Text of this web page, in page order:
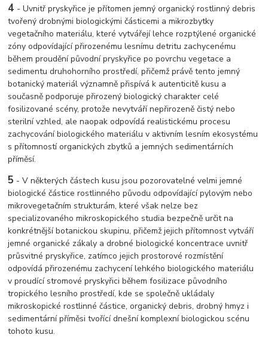
4 - Uvnitř pryskyřice je přítomen jemný organický rostlinný debris
tvořený drobnými biologickými částicemi a mikrozbytky
vegetačního materiálu, které vytvářejí lehce rozptýlené organické
zóny odpovídající přirozenému lesnímu detritu zachycenému
během proudění původní pryskyřice po povrchu vegetace a
sedimentu druhohorního prostředí, přičemž právě tento jemný
botanický materiál významně přispívá k autenticitě kusu a
současně podporuje přirozený biologický charakter celé
fosilizované scény, protože nevytváří nepřirozeně čistý nebo
sterilní vzhled, ale naopak odpovídá realistickému procesu
zachycování biologického materiálu v aktivním lesním ekosystému
s přítomností organických zbytků a jemných sedimentárních
příměsí.
5 - V některých částech kusu jsou pozorovatelné velmi jemné
biologické částice rostlinného původu odpovídající pylovým nebo
mikrovegetačním strukturám, které však nelze bez
specializovaného mikroskopického studia bezpečně určit na
konkrétnější botanickou skupinu, přičemž jejich přítomnost vytváří
jemné organické zákaly a drobné biologické koncentrace uvnitř
průsvitné pryskyřice, zatímco jejich prostorové rozmístění
odpovídá přirozenému zachycení lehkého biologického materiálu
v proudící stromové pryskyřici během fosilizace původního
tropického lesního prostředí, kde se společně ukládaly
mikroskopické rostlinné částice, organický debris, drobný hmyz i
sedimentární příměsi tvořící dnešní komplexní biologickou scénu
tohoto kusu.